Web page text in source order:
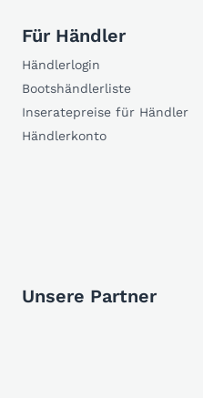
Für Händler
Händlerlogin
Bootshändlerliste
Inseratepreise für Händler
Händlerkonto
Unsere Partner